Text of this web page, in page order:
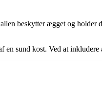
beskytter ægget og
sund kost. Ved at